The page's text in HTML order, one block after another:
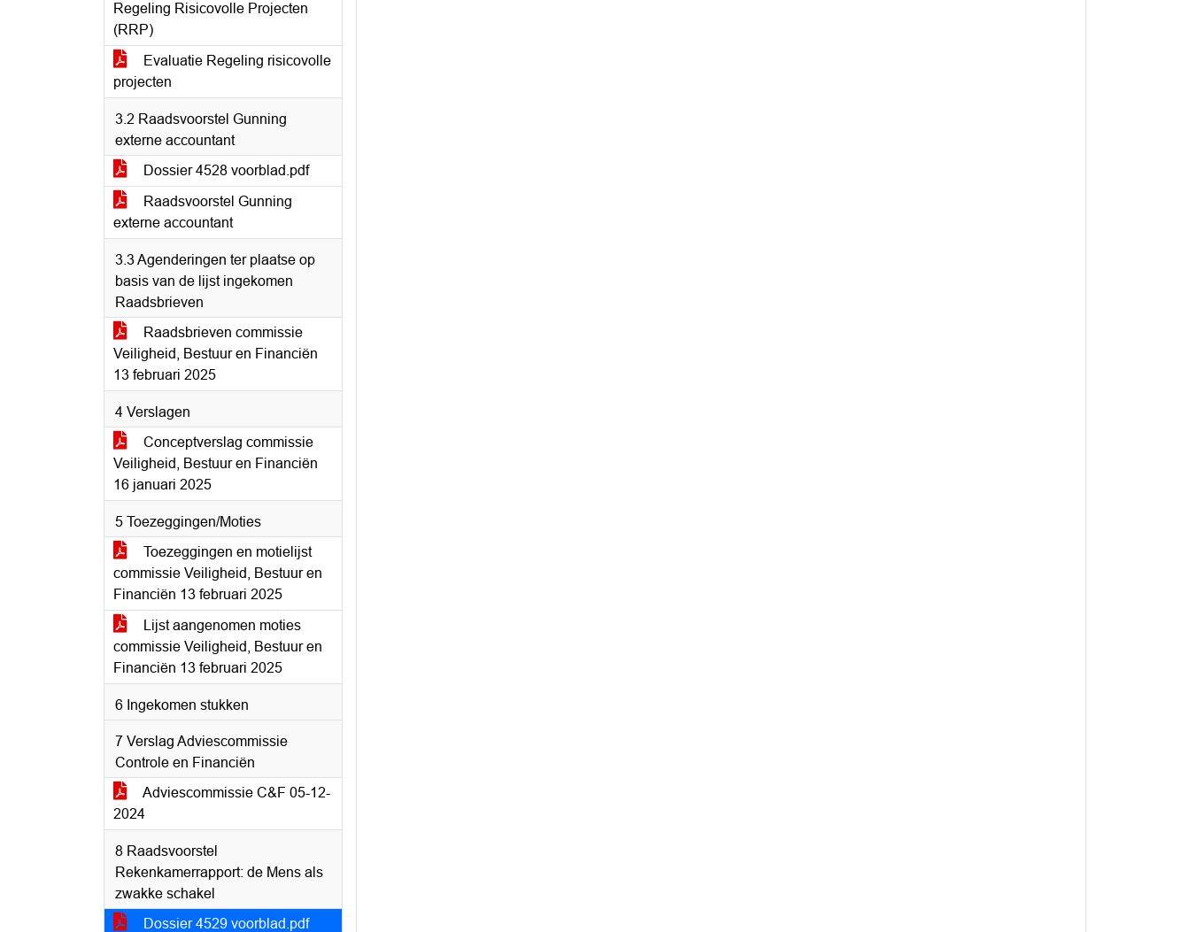
Regeling Risicovolle Projecten
(RRP)
Evaluatie Regeling risicovolle
projecten
3.2 Raadsvoorstel Gunning
externe accountant
Dossier 4528 voorblad.pdf
Raadsvoorstel Gunning
externe accountant
3.3 Agenderingen ter plaatse op
basis van de lijst ingekomen
Raadsbrieven
Raadsbrieven commissie
Veiligheid, Bestuur en Financiën
13 februari 2025
4 Verslagen
Conceptverslag commissie
Veiligheid, Bestuur en Financiën
16 januari 2025
5 Toezeggingen/Moties
Toezeggingen en motielijst
commissie Veiligheid, Bestuur en
Financiën 13 februari 2025
Lijst aangenomen moties
commissie Veiligheid, Bestuur en
Financiën 13 februari 2025
6 Ingekomen stukken
7 Verslag Adviescommissie
Controle en Financiën
Adviescommissie C&F 05-12-
2024
8 Raadsvoorstel
Rekenkamerrapport: de Mens als
zwakke schakel
Dossier 4529 voorblad.pdf